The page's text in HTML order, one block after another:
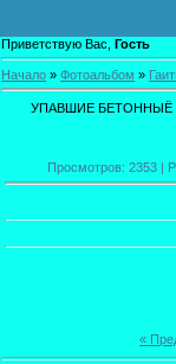
Приветствую Вас,Гость
Начало »Фотоальбом »
УПАВШИЕ БЕТОННЫЁ
Просмотров: 2353 |
«